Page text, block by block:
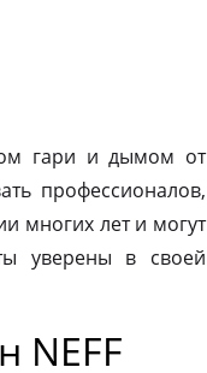
гари и дымом от
профессионалов,
многих лет и могут
уверены в своей
NEFF